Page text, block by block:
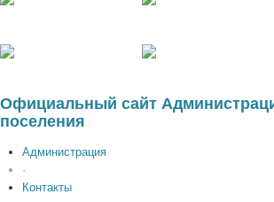
Официальный сайт
поселения
Администрация
·
Контакты